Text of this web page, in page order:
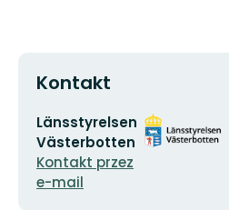
Kontakt
Adres
e-
mail
Länsstyrelsen
Västerbotten
Kontakt przez
e-mail
Logotyp
organizacji